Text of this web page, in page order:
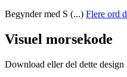
Begynder med S (...) Flere ord
Visuel morsekode
Download eller del dette design